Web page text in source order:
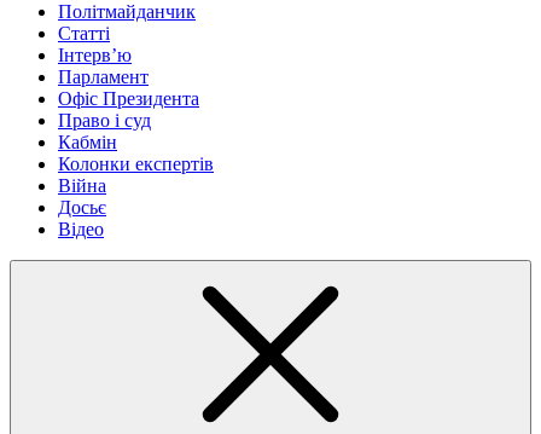
Політмайданчик
Статті
Інтервʼю
Парламент
Офіс Президента
Право і суд
Кабмін
Колонки експертів
Війна
Досьє
Відео